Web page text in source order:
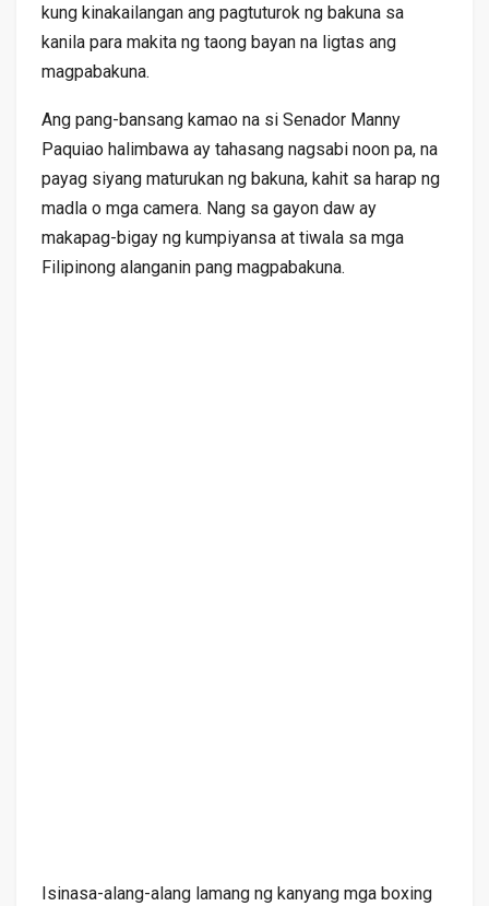
kung kinakailangan ang pagtuturok ng bakuna sa
kanila para makita ng taong bayan na ligtas ang
magpabakuna.
Ang pang-bansang kamao na si Senador Manny
Paquiao halimbawa ay tahasang nagsabi noon pa, na
payag siyang maturukan ng bakuna, kahit sa harap ng
madla o mga camera. Nang sa gayon daw ay
makapag-bigay ng kumpiyansa at tiwala sa mga
Filipinong alanganin pang magpabakuna.
Isinasa-alang-alang lamang ng kanyang mga boxing